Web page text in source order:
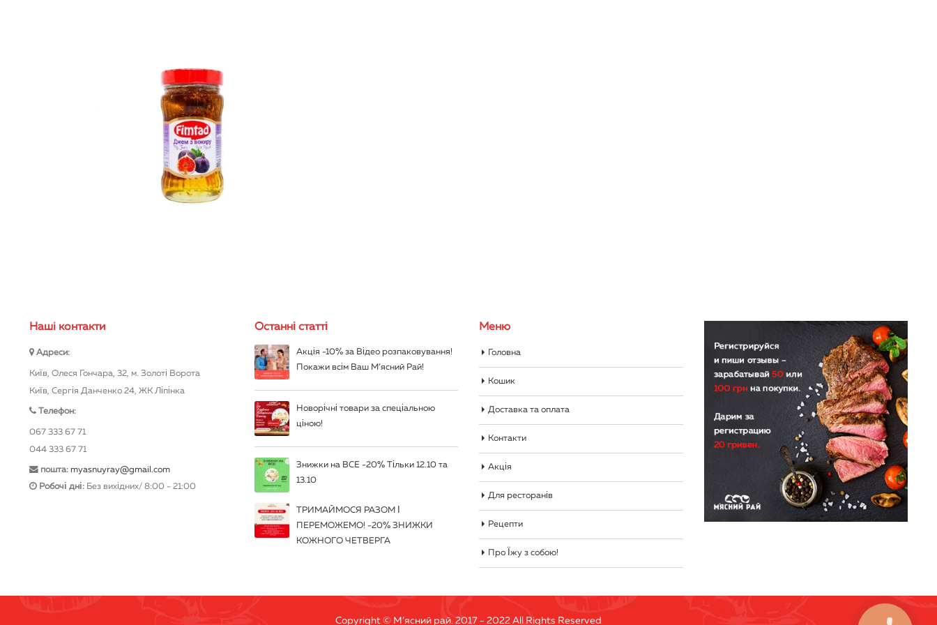
Нашi контакти
Адреси:
Київ, Олеся Гончара, 32, м. Золоті Ворота
Київ, Сергія Данченко 24, ЖК Ліпінка
Телефон:
067 333 67 71
044 333 67 71
пошта: myasnuyray@gmail.com
Робочі дні: Без вихідних/ 8:00 - 21:00
Останні статті
Акція -10% за Відео розпаковування!
Покажи всім Ваш М’ясний Рай!
Новорічні товари за спеціальною
ціною!
Знижки на ВСЕ -20% Тільки 12.10 та
13.10
ТРИМАЙМОСЯ РАЗОМ І
ПЕРЕМОЖЕМО! -20% ЗНИЖКИ
КОЖНОГО ЧЕТВЕРГА
Меню
Головна
Кошик
Доставка та оплата
Контакти
Акція
Для ресторанів
Рецепти
Про Їжу з собою!
Copyright © М’ясний рай. 2017 - 2022 All Rights Reserved